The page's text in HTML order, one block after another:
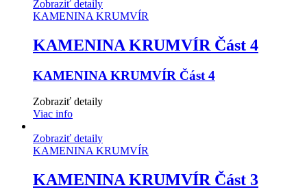
Zobraziť detaily
KAMENINA KRUMVÍR
KAMENINA KRUMVÍR Část 4
KAMENINA KRUMVÍR Část 4
Zobraziť detaily
Viac info
Zobraziť detaily
KAMENINA KRUMVÍR
KAMENINA KRUMVÍR Část 3